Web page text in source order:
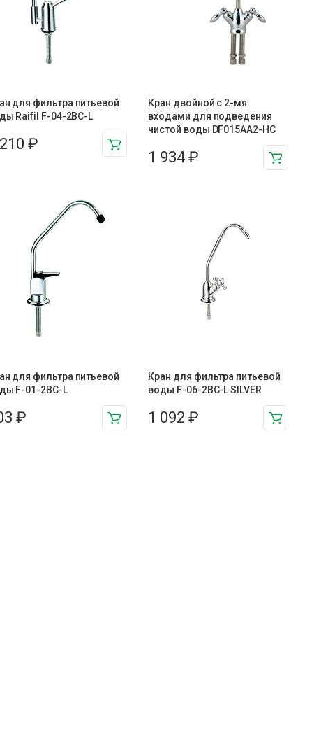
для фильтра питьевой
Raifil F-04-2BC-L
₽
Кран двойной с 2-мя
входами для подведения
чистой воды DF015AA2-HC
1 934₽
для фильтра питьевой
F-01-2BC-L
₽
Кран для фильтра питьевой
воды F-06-2BC-L SILVER
1 092₽